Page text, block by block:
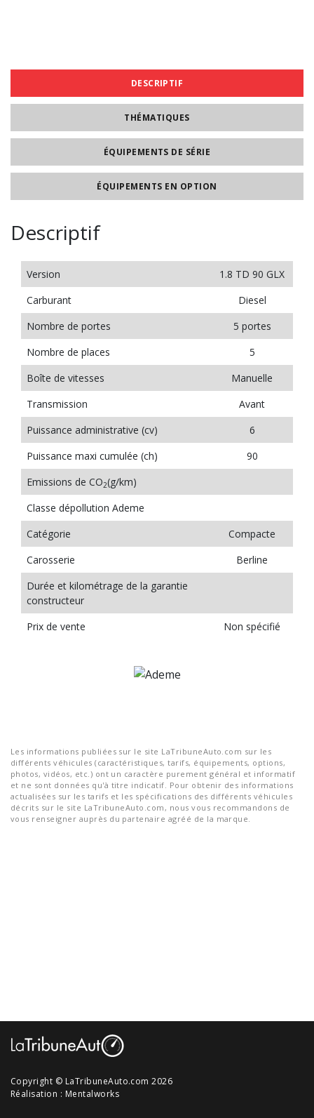
DESCRIPTIF
THÉMATIQUES
ÉQUIPEMENTS DE SÉRIE
ÉQUIPEMENTS EN OPTION
Descriptif
Version
1.8 TD 90 GLX
Carburant
Diesel
Nombre de portes
5 portes
Nombre de places
5
Boîte de vitesses
Manuelle
Transmission
Avant
Puissance administrative (cv)
6
Puissance maxi cumulée (ch)
90
Emissions de CO2(g/km)
Classe dépollution Ademe
Catégorie
Compacte
Carosserie
Berline
Durée et kilométrage de la garantie
constructeur
Prix de vente
Non spécifié
Les informations publiées sur le site LaTribuneAuto.com sur les
différents véhicules (caractéristiques, tarifs, équipements, options,
photos, vidéos, etc.) ont un caractère purement général et informatif
et ne sont données qu'à titre indicatif. Pour obtenir des informations
actualisées sur les tarifs et les spécifications des différents véhicules
décrits sur le site LaTribuneAuto.com, nous vous recommandons de
vous renseigner auprès du partenaire agréé de la marque.
Copyright © LaTribuneAuto.com 2026
Réalisation : Mentalworks